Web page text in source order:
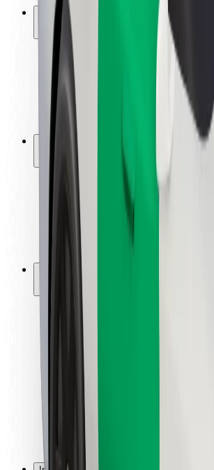
Bezpieczeństwo
Bezpieczeństwo pasażerów
Bezpieczeństwo kierowców
Bezpieczna jazda na hulajnogach
Laboratorium bezpieczeństwa
Miasta
Lokalizacje
Rozwiązania dla miast
Lotniska
Stacje ładowania Bolt
Dla pasażerów
Dla kierowców
Bolt Food
Dla właścicieli floty
Bolt for Business